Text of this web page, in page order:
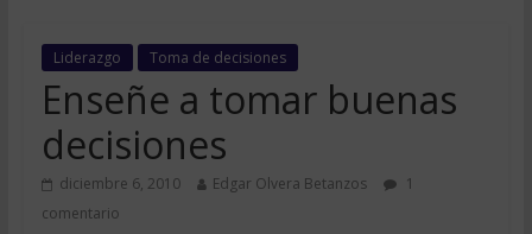
Liderazgo Toma de decisiones
Enseñe a tomar buenas
decisiones
diciembre 6, 2010 Edgar Olvera Betanzos
1
comentario